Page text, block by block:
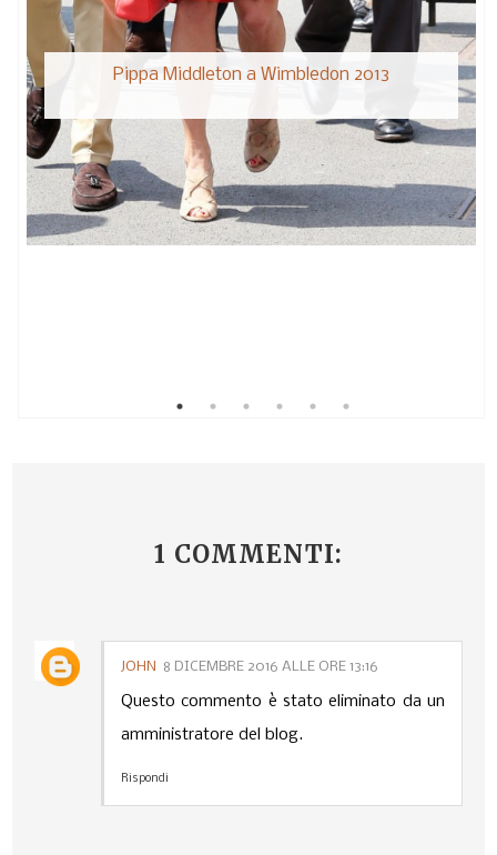
Pippa Middleton a Wimbledon 2013
1 COMMENTI:
JOHN 8 DICEMBRE 2016 ALLE ORE 13:16
Questo commento è stato eliminato da un
amministratore del blog.
Rispondi